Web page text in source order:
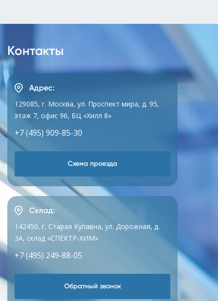
Контакты
Адрес:
129085, г. Москва, ул. Проспект мира, д. 95,
этаж 7, офис 96, БЦ «Хилл 8»
+7 (495) 909-85-30
Схема проезда
Склад:
142450, г. Старая Купавна, ул. Дорожная, д.
3А, склад «СПЕКТР-ХИМ»
+7 (495) 249-88-05
Обратный звонок